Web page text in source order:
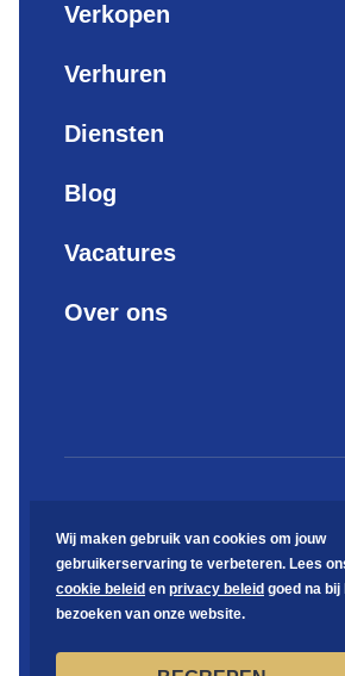
Verkopen
Verhuren
Diensten
Blog
Vacatures
Over ons
Privacy beleid
Cookie beleid
Disclaimer
Wij maken gebruik van cookies om jouw
gebruikerservaring te verbeteren. Lees
cookie beleid en privacy beleid goed na bij
bezoeken van onze website.